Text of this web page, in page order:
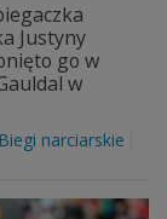
Justyny
go w
w
Biegi narciarskie